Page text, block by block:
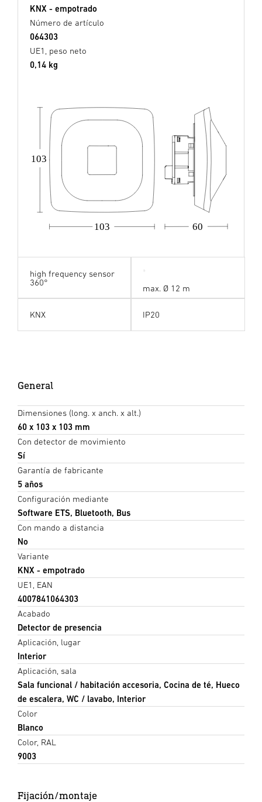
KNX - empotrado
Número de artículo
064303
UE1, peso neto
0,14 kg
103
103 60
high frequency sensor
360°
max. Ø 12 m
KNX IP20
General
Dimensiones (long. x anch. x alt.)
60 x 103 x 103 mm
Con detector de movimiento
Sí
Garantía de fabricante
5 años
Configuración mediante
Software ETS, Bluetooth, Bus
Con mando a distancia
No
Variante
KNX - empotrado
UE1, EAN
4007841064303
Acabado
Detector de presencia
Aplicación, lugar
Interior
Aplicación, sala
Sala funcional / habitación accesoria, Cocina de té, Hueco
de escalera, WC / lavabo, Interior
Color
Blanco
Color, RAL
9003
Fijación/montaje